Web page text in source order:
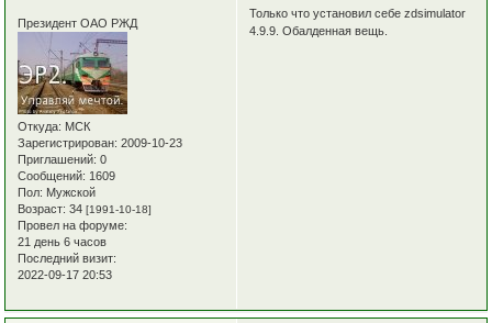
Президент ОАО РЖД
Откуда: МСК
Зарегистрирован: 2009-10-23
Приглашений: 0
Сообщений: 1609
Пол: Мужской
Возраст: 34[1991-10-18]
Провел на форуме:
21 день 6 часов
Последний визит:
2022-09-17 20:53
Только что установил себе zdsimulator
4.9.9. Обалденная вещь.